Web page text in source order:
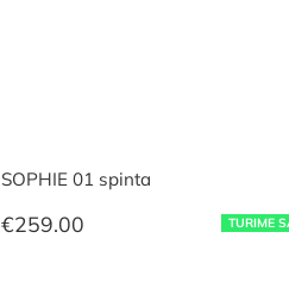
TURIME
SOPHIE 01 spinta
€259.00